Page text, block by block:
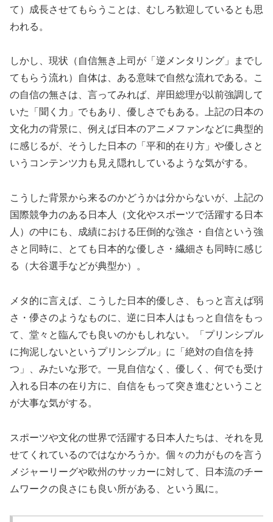
て）成長させてもらうことは、むしろ歓迎しているとも思
われる。
しかし、現状（自信無き上司が「逆メンタリング」までし
てもらう流れ）自体は、ある意味で自然な流れである。こ
の自信の無さは、言ってみれば、岸田総理が以前強調して
いた「聞く力」でもあり、優しさでもある。上記の日本の
文化力の背景に、例えば日本のアニメファンなどに典型的
に感じるが、そうした日本の「平和的在り方」や優しさと
いうコンテンツ力も見え隠れしているような気がする。
こうした背景から来るのかどうかは分からないが、上記の
国際競争力のある日本人（文化やスポーツで活躍する日本
人）の中にも、成績における圧倒的な強さ・自信という強
さと同時に、とても日本的な優しさ・繊細さも同時に感じ
る（大谷選手などが典型か）。
メタ的に言えば、こうした日本的優しさ、もっと言えば弱
さ・儚さのようなものに、逆に日本人はもっと自信をもっ
て、堂々と臨んでも良いのかもしれない。「プリンシプル
に拘泥しないというプリンシプル」に「絶対の自信を持
つ」、みたいな形で。一見自信なく、優しく、何でも受け
入れる日本の在り方に、自信をもって突き進むということ
が大事な気がする。
スポーツや文化の世界で活躍する日本人たちは、それを見
せてくれているのではなかろうか。個々の力がものを言う
メジャーリーグや欧州のサッカーに対して、日本流のチー
ムワークの良さにも良い所がある、という風に。